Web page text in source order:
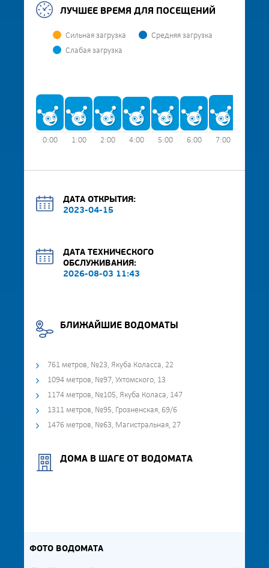
ЛУЧШЕЕ ВРЕМЯ ДЛЯ ПОСЕЩЕНИЙ
Сильная загрузка
Средняя загрузка
Слабая загрузка
0:00 1:00 2:00 4:00 5:00 6:00 7:00
ДАТА ОТКРЫТИЯ:
2023-04-15
ДАТА ТЕХНИЧЕСКОГО
ОБСЛУЖИВАНИЯ:
2026-08-03 11:43
БЛИЖАЙШИЕ ВОДОМАТЫ
761 метров, №23, Якуба Коласса, 22
1094 метров, №97, Ухтомского, 13
1174 метров, №105, Якуба Коласа, 147
1311 метров, №95, Грозненская, 69/6
1476 метров, №63, Магистральная, 27
ДОМА В ШАГЕ ОТ ВОДОМАТА
ФОТО ВОДОМАТА